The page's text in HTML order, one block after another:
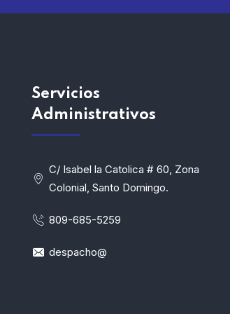
Servicios
Administrativos
C/ Isabel la Catolica # 60, Zona
Colonial, Santo Domingo.
809-685-5259
despacho@